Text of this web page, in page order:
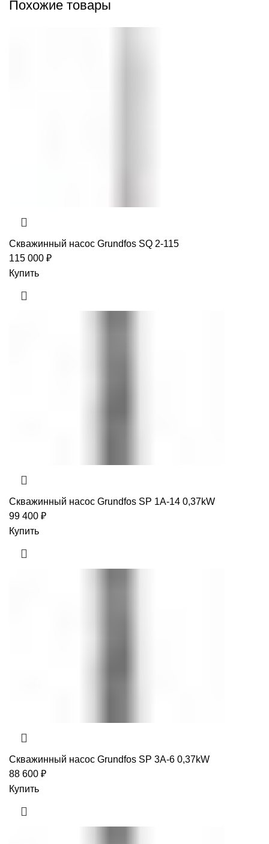
Похожие товары
Скважинный насос Grundfos SQ 2-115
115 000 ₽
Купить
Скважинный насос Grundfos SP 1A-14 0,37kW
99 400 ₽
Купить
Скважинный насос Grundfos SP 3A-6 0,37kW
88 600 ₽
Купить